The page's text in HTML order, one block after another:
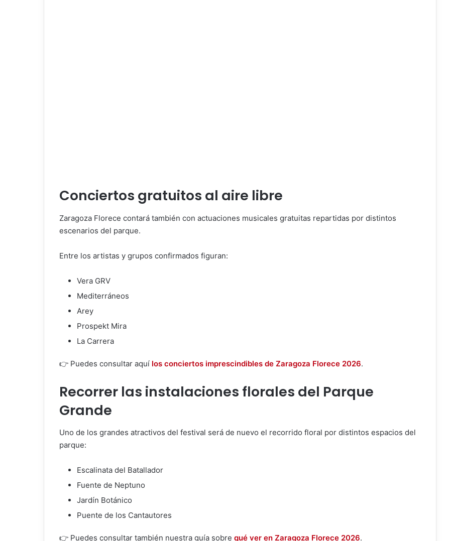
Conciertos gratuitos al aire libre
Zaragoza Florece contará también con actuaciones musicales gratuitas repartidas por distintos
escenarios del parque.
Entre los artistas y grupos confirmados figuran:
Vera GRV
Mediterráneos
Arey
Prospekt Mira
La Carrera
👉 Puedes consultar aquí los conciertos imprescindibles de Zaragoza Florece 2026.
Recorrer las instalaciones florales del Parque
Grande
Uno de los grandes atractivos del festival será de nuevo el recorrido floral por distintos espacios del
parque:
Escalinata del Batallador
Fuente de Neptuno
Jardín Botánico
Puente de los Cantautores
👉 Puedes consultar también nuestra guía sobre qué ver en Zaragoza Florece 2026.